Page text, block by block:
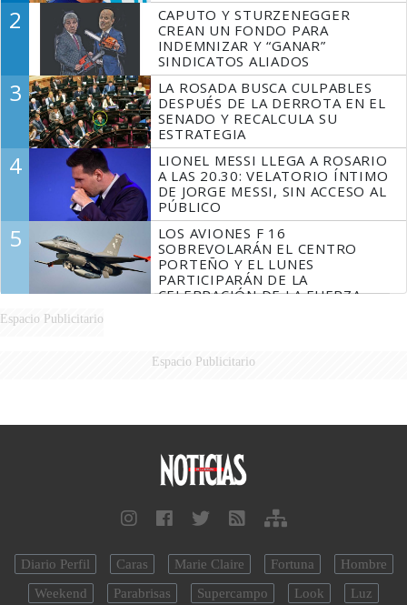
2
CAPUTO Y STURZENEGGER
CREAN UN FONDO PARA
INDEMNIZAR Y “GANAR”
SINDICATOS ALIADOS
3
LA ROSADA BUSCA CULPABLES
DESPUÉS DE LA DERROTA EN EL
SENADO Y RECALCULA SU
ESTRATEGIA
4
LIONEL MESSI LLEGA A ROSARIO
A LAS 20.30: VELATORIO ÍNTIMO
DE JORGE MESSI, SIN ACCESO AL
PÚBLICO
5
LOS AVIONES F 16
SOBREVOLARÁN EL CENTRO
PORTEÑO Y EL LUNES
PARTICIPARÁN DE LA
CELEBRACIÓN DE LA FUERZA
Espacio Publicitario
Espacio Publicitario
Diario Perfil Caras Marie Claire Fortuna
Hombre
Weekend
Parabrisas Supercampo Look Luz